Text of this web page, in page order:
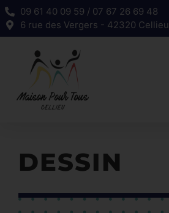
09 61 40 09 59 / 07 67 26 69 48
6 rue des Vergers - 42320 Cellieu
DESSIN